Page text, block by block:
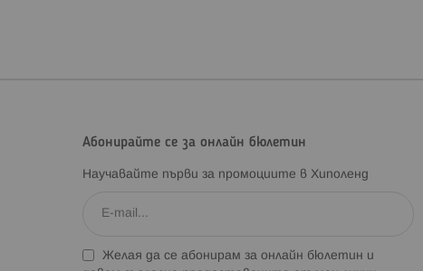
Абонирайте се за онлайн бюлетин
Научавайте първи за промоциите в Хиполенд
Желая да се абонирам за онлайн бюлетин и